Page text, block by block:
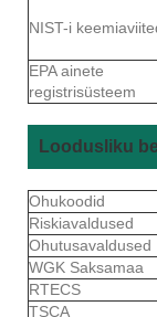
NIST-i
EPA ainete
registrisüsteem
Loodusliku
Ohukoodid
Riskiavaldused
Ohutusavaldused
WGK Saksamaa
RTECS
TSCA